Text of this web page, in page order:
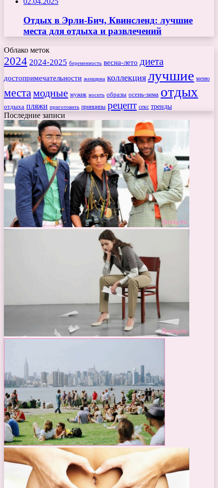
Отдых в Эрли-Бич, Квинсленд: лучшие
места для отдыха и развлечений
Облако меток
2024 2024-2025 беременность весна-лето диета
достопримечательности женщина коллекция лучшие меню
места модные мужик носить образы осень-зима отдых
отдыха пляжи приготовить принципы рецепт секс тренды
Последние записи